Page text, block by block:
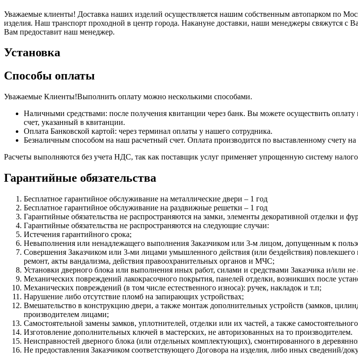
Уважаемые клиенты! Доставка наших изделий осуществляется нашим собственным автопарком по
изделия. Наш транспорт проходной в центр города. Накануне доставки, наши менеджеры свяжутся с
Вам предоставит наш менеджер.
Установка
Способы оплаты
Уважаемые Клиенты!Выполнить оплату можно несколькими способами.
Наличными средствами: после получения квитанции через банк. Вы можете осуществить
счет, указанный в квитанции.
Оплата Банковской картой: через терминал оплаты у нашего сотрудника.
Безналичным способом на наш расчетный счет. Оплата производится по выставленному счету
Расчеты выполняются без учета НДС, так как поставщик услуг применяет упрощенную систему
Гарантийные обязательства
Бесплатное гарантийное обслуживание на металлические двери – 1 год
Бесплатное гарантийное обслуживание на раздвижные решетки – 1 год
Гарантийные обязательства не распространяются на замки, элементы декоративной отделки и
Гарантийные обязательства не распространяются на следующие случаи:
Истечения гарантийного срока;
Невыполнения или ненадлежащего выполнения Заказчиком или 3-м лицом, допущенным к
Совершения Заказчиком или 3-ми лицами умышленного действия (или бездействия)
ремонт, акты вандализма, действия правоохранительных органов и МЧС;
Установки дверного блока или выполнения иных работ, силами и средствами Заказчика и/или
Механических повреждений лакокрасочного покрытия, панелей отделки, возникших после
Механических повреждений (в том числе естественного износа): ручек, накладок и т.п;
Нарушение либо отсутствие пломб на запирающих устройствах;
Вмешательство в конструкцию двери, а также монтаж дополнительных устройств (замков,
производителем лицами;
Самостоятельной замены замков, уплотнителей, отделки или их частей, а также
Изготовление дополнительных ключей в мастерских, не авторизованных на то производителем.
Неисправностей дверного блока (или отдельных комплектующих), смонтированного в
Не предоставления Заказчиком соответствующего Договора на изделия, либо иных сведений/